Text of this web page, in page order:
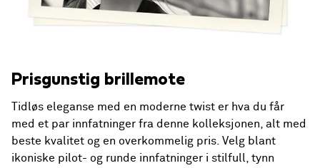
Prisgunstig brillemote
Tidløs eleganse med en moderne twist er hva du får
med et par innfatninger fra denne kolleksjonen, alt med
beste kvalitet og en overkommelig pris. Velg blant
ikoniske pilot- og runde innfatninger i stilfull, tynn